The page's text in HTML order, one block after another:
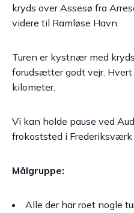
kryds over Assesø fra
videre til Ramløse Havn.
Turen er kystnær med
forudsætter godt vejr.
kilometer.
Vi kan holde pause ved
frokoststed i Frederiksværk
Målgruppe:
Alle der har roet nogle